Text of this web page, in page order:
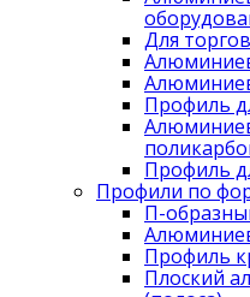
Для
Профиль
Профиль
Профили по
П-
Профиль
Плоский